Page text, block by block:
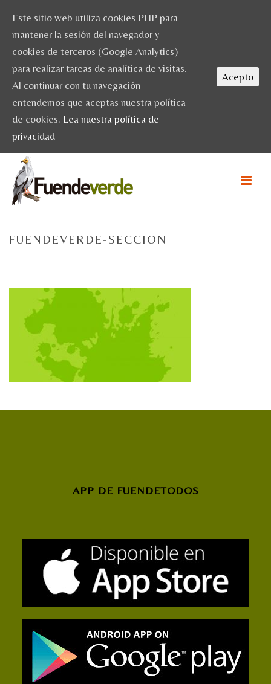
FUENDEVERDE-SECCION
APP DE FUENDETODOS
Este sitio web utiliza cookies PHP para
mantener la sesión del navegador y
cookies de terceros (Google Analytics)
para realizar tareas de analítica de visitas.
Al continuar con tu navegación
entendemos que aceptas nuestra política
de cookies. Lea nuestra política de
privacidad
Acepto